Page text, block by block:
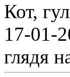
Кот,
17-01-
глядя